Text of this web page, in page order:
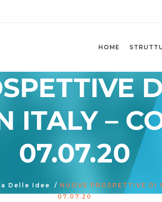
HOME
ITALY –
07.07.20
Delle Idee / NUOVE PROSPETTIVE DI
07.07.20